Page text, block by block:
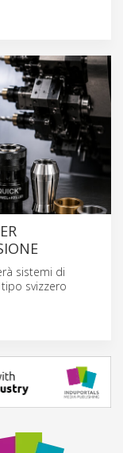
sistemi di
svizzero